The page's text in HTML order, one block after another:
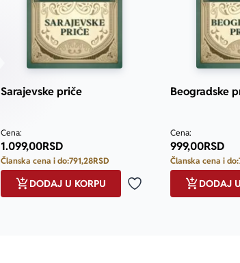
Sarajevske priče
Cena:
1.099,00RSD
Članska cena i do:791,28RSD
Dodaj u omiljene
DODAJ U KORPU
Beogradske
Cena:
999,00RSD
Članska cena i do:
DODAJ